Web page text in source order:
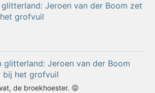
glitterland: Jeroen van der Boom zet
grofvuil
glitterland: Jeroen van der Boom
bij het grofvuil
de broekhoester. 😝